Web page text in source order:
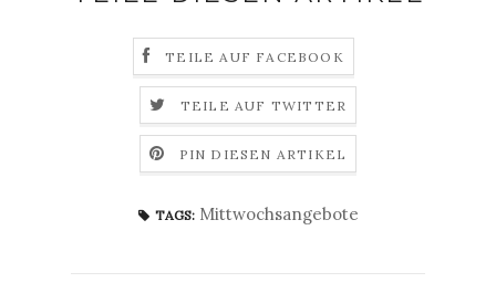
TEILE AUF FACEBOOK
TEILE AUF TWITTER
PIN DIESEN ARTIKEL
TAGS: Mittwochsangebote